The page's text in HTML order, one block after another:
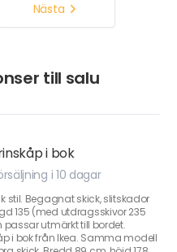
Nästa
till salu
i bok
i 10 dagar
stil. Begagnat skick, slitskador
135 (med utdragsskivor 235
passar utmärkt till bordet.
i bok från Ikea. Samma modell